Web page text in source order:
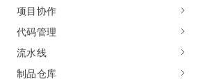
项目协作
代码管理
流水线
制品仓库
Serverless
开发工具
迁移与运维管理